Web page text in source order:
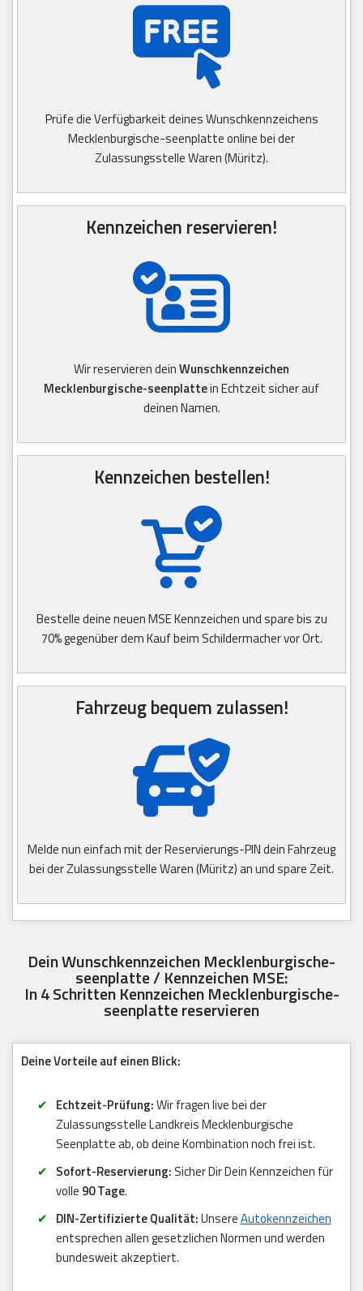
Prüfe die Verfügbarkeit deines Wunschkennzeichens
Mecklenburgische-seenplatte online bei der
Zulassungsstelle Waren (Müritz).
Kennzeichen reservieren!
Wir reservieren deinWunschkennzeichen
Mecklenburgische-seenplattein Echtzeit sicher auf
deinen Namen.
Kennzeichen bestellen!
Bestelle deine neuen MSE Kennzeichen und spare bis zu
70% gegenüber dem Kauf beim Schildermacher vor Ort.
Fahrzeug bequem zulassen!
Melde nun einfach mit der Reservierungs-PIN dein Fahrzeug
bei der Zulassungsstelle Waren (Müritz) an und spare Zeit.
Dein Wunschkennzeichen Mecklenburgische-
seenplatte / Kennzeichen MSE:
In 4 Schritten Kennzeichen Mecklenburgische-
seenplatte reservieren
Deine Vorteile auf einen Blick:
Echtzeit-Prüfung:Wir fragen live bei der
Zulassungsstelle Landkreis Mecklenburgische
Seenplatte ab, ob deine Kombination noch frei ist.
Sofort-Reservierung: Sicher Dir Dein Kennzeichen für
volle 90 Tage.
DIN-Zertifizierte Qualität:UnsereAutokennzeichen
entsprechen allen gesetzlichen Normen und werden
bundesweit akzeptiert.